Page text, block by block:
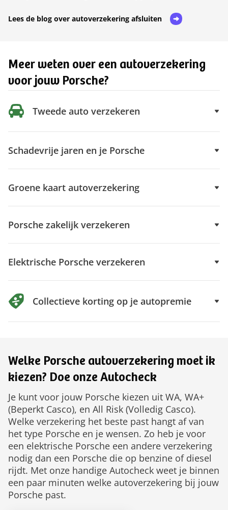
Lees de blog over autoverzekering afsluiten
Meer weten over een autoverzekering
voor jouw Porsche?
Tweede auto verzekeren
Schadevrije jaren en je Porsche
Groene kaart autoverzekering
Porsche zakelijk verzekeren
Elektrische Porsche verzekeren
Collectieve korting op je autopremie
Welke Porsche autoverzekering moet ik
kiezen? Doe onze Autocheck
Je kunt voor jouw Porsche kiezen uit WA, WA+
(Beperkt Casco), en All Risk (Volledig Casco).
Welke verzekering het beste past hangt af van
het type Porsche en je wensen. Zo heb je voor
een elektrische Porsche een andere verzekering
nodig dan een Porsche die op benzine of diesel
rijdt. Met onze handige Autocheck weet je binnen
een paar minuten welke autoverzekering bij jouw
Porsche past.